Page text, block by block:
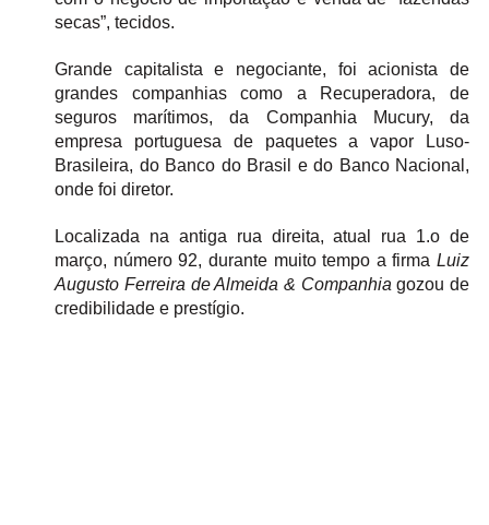
secas”, tecidos.
Grande capitalista e negociante, foi acionista de
grandes companhias como a Recuperadora, de
seguros marítimos, da Companhia Mucury, da
empresa portuguesa de paquetes a vapor Luso-
Brasileira, do Banco do Brasil e do Banco Nacional,
onde foi diretor.
Localizada na antiga rua direita, atual rua 1.o de
março, número 92, durante muito tempo a firma Luiz
Augusto Ferreira de Almeida & Companhia gozou de
credibilidade e prestígio.